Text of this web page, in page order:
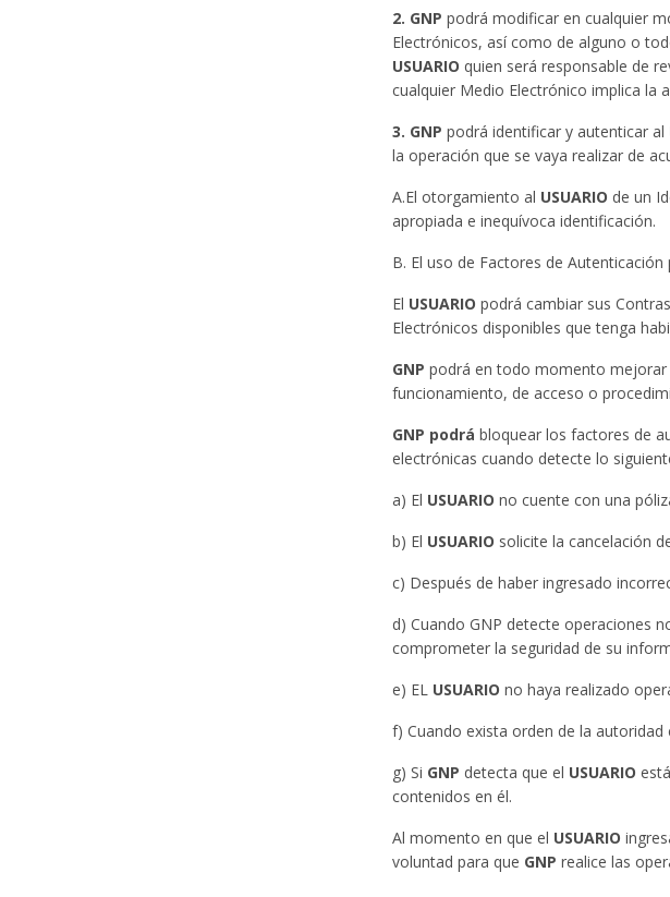
2. GNP podrá modificar en cualquier
Electrónicos, así como de alguno o
USUARIO quien será responsable de
cualquier Medio Electrónico implica la
3. GNP podrá identificar y autenticar al
la operación que se vaya realizar de
A.El otorgamiento al USUARIO de un
apropiada e inequívoca identificación.
B. El uso de Factores de
El USUARIO podrá cambiar sus
Electrónicos disponibles que tenga
GNP podrá en todo momento mejorar
funcionamiento, de acceso o
GNP podrá bloquear los factores de
electrónicas cuando detecte lo
a) El USUARIO no cuente con una
b) El USUARIO solicite la cancelación
c) Después de haber ingresado
d) Cuando GNP detecte operaciones
comprometer la seguridad de su
e) EL USUARIO no haya realizado
f) Cuando exista orden de la autoridad
g) Si GNP detecta que el USUARIO
contenidos en él.
Al momento en que el USUARIO
voluntad para que GNP realice las